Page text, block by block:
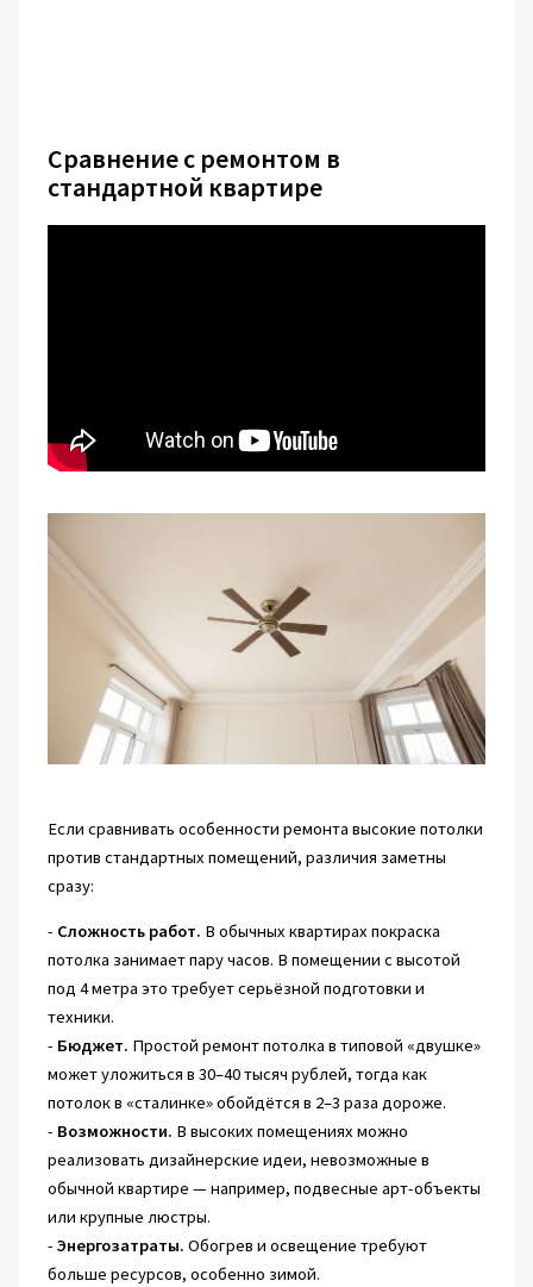
Сравнение с ремонтом в
стандартной квартире
Если сравнивать особенности ремонта высокие потолки
против стандартных помещений, различия заметны
сразу:
- Сложность работ. В обычных квартирах покраска
потолка занимает пару часов. В помещении с высотой
под 4 метра это требует серьёзной подготовки и
техники.
- Бюджет. Простой ремонт потолка в типовой «двушке»
может уложиться в 30–40 тысяч рублей, тогда как
потолок в «сталинке» обойдётся в 2–3 раза дороже.
- Возможности. В высоких помещениях можно
реализовать дизайнерские идеи, невозможные в
обычной квартире — например, подвесные арт-объекты
или крупные люстры.
- Энергозатраты. Обогрев и освещение требуют
больше ресурсов, особенно зимой.